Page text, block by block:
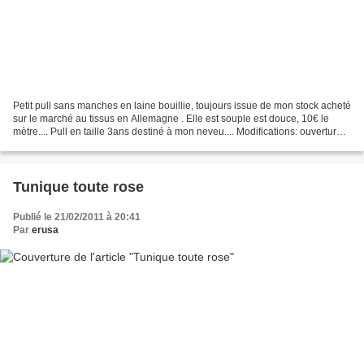
Petit pull sans manches en laine bouillie, toujours issue de mon stock acheté
sur le marché au tissus en Allemagne . Elle est souple est douce, 10€ le
mètre.... Pull en taille 3ans destiné à mon neveu.... Modifications: ouverture
Tunique toute rose
Publié le 21/02/2011 à 20:41
Par erusa